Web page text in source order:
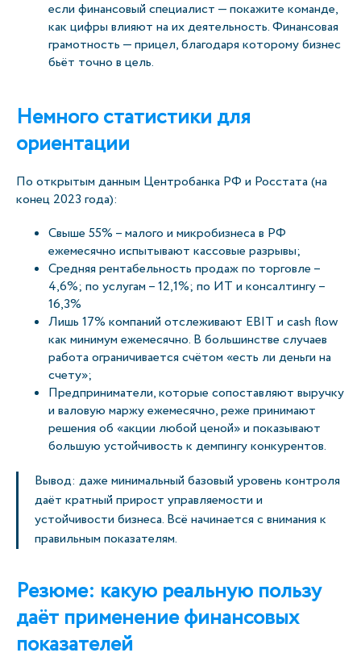
если финансовый специалист — покажите команде,
как цифры влияют на их деятельность. Финансовая
грамотность — прицел, благодаря которому бизнес
бьёт точно в цель.
Немного статистики для
ориентации
По открытым данным Центробанка РФ и Росстата (на
конец 2023 года):
Свыше 55% – малого и микробизнеса в РФ
ежемесячно испытывают кассовые разрывы;
Средняя рентабельность продаж по торговле –
4,6%; по услугам – 12,1%; по ИТ и консалтингу –
16,3%
Лишь 17% компаний отслеживают EBIT и cash flow
как минимум ежемесячно. В большинстве случаев
работа ограничивается счётом «есть ли деньги на
счету»;
Предприниматели, которые сопоставляют выручку
и валовую маржу ежемесячно, реже принимают
решения об «акции любой ценой» и показывают
большую устойчивость к демпингу конкурентов.
Вывод: даже минимальный базовый уровень контроля
даёт кратный прирост управляемости и
устойчивости бизнеса. Всё начинается с внимания к
правильным показателям.
Резюме: какую реальную пользу
даёт применение финансовых
показателей